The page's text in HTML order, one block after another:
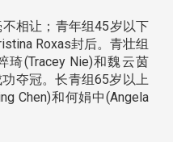
相让；青年组45岁以下
Roxas封后。青壮组
琦(Tracey Nie)和魏云茵
夺冠。长青组65岁以上
Chen)和何娟中(Angela